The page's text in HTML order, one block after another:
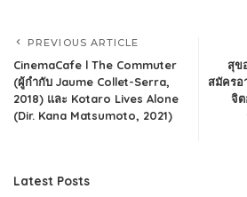
PREVIOUS ARTICLE
CinemaCafe l The Commuter
(ผู้กำกับ Jaume Collet-Serra,
2018) และ Kotaro Lives Alone
(Dir. Kana Matsumoto, 2021)
สุข
สมัครอ
จิต
Latest Posts